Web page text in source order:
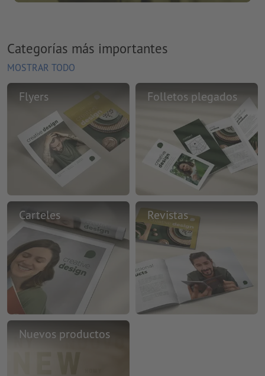
Categorías más importantes
MOSTRAR TODO
Flyers Folletos plegados
Carteles Revistas
Nuevos productos